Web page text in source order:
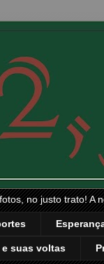
no justo trato! A
suas voltas